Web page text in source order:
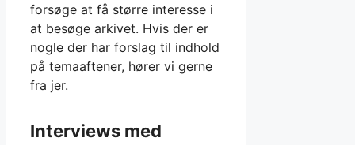
forsøge at få større interesse i
at besøge arkivet. Hvis der er
nogle der har forslag til indhold
på temaaftener, hører vi gerne
fra jer.
Interviews med